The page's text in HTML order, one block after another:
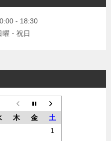
- 18:30
曜・祝日
木 金
土
1